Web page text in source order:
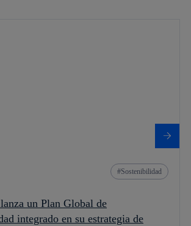
Sostenibilidad
un Plan Global de
integrado en su estrategia de